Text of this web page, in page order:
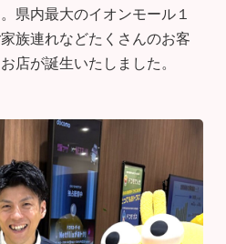
県内最大のイオンモール１
族連れなどたくさんのお客
店が誕生いたしました。